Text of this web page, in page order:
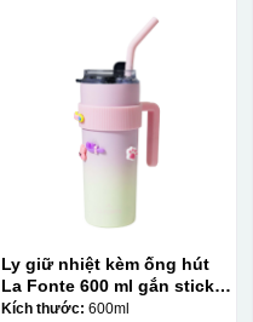
Ly giữ nhiệt kèm ống hút
La Fonte 600 ml gắn sticker
– 012294
Kích thước: 600ml